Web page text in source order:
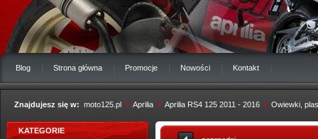
Blog Strona główna Promocje Nowości Kontakt
Znajdujesz się w: moto125.pl » Aprilia » Aprilia RS4 125 2011 - 2016 » Owiewki,
KATEGORIE